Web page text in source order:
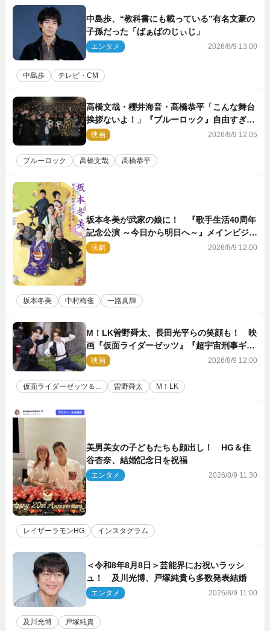
中島歩、“教科書にも載っている”有名文豪の
子孫だった「ばぁばのじぃじ」
エンタメ 2026/8/9 13:00
中島歩 テレビ・CM
高橋文哉・櫻井海音・高橋恭平「こんな舞台
挨拶ないよ！」『ブルーロック』自由すぎる
イベントレポート
映画 2026/8/9 12:05
ブルーロック 高橋文哉 高橋恭平
坂本冬美が武家の娘に！ 『歌手生活40周年
記念公演 ～今日から明日へ～』メインビジュ
アル公開
演劇 2026/8/9 12:00
坂本冬美 中村梅雀 一路真輝
M！LK曽野舜太、長田光平らの笑顔も！ 映
画『仮面ライダーゼッツ』『超宇宙刑事ギャ
バン インフィニティ』オフショット到着
映画 2026/8/9 12:00
仮面ライダーゼッツ＆... 曽野舜太 M！LK
美男美女の子どもたちも顔出し！ HG＆住
谷杏奈、結婚記念日を祝福
エンタメ 2026/8/9 11:30
レイザーラモンHG インスタグラム
＜令和8年8月8日＞芸能界にお祝いラッシ
ュ！ 及川光博、戸塚純貴ら多数発表結婚
エンタメ 2026/8/9 11:00
及川光博 戸塚純貴